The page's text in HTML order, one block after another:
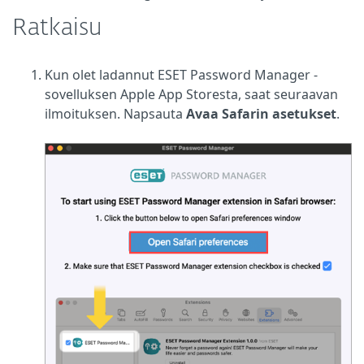
Ratkaisu
Kun olet ladannut ESET Password Manager -
sovelluksen Apple App Storesta, saat seuraavan
ilmoituksen. Napsauta Avaa Safarin asetukset.